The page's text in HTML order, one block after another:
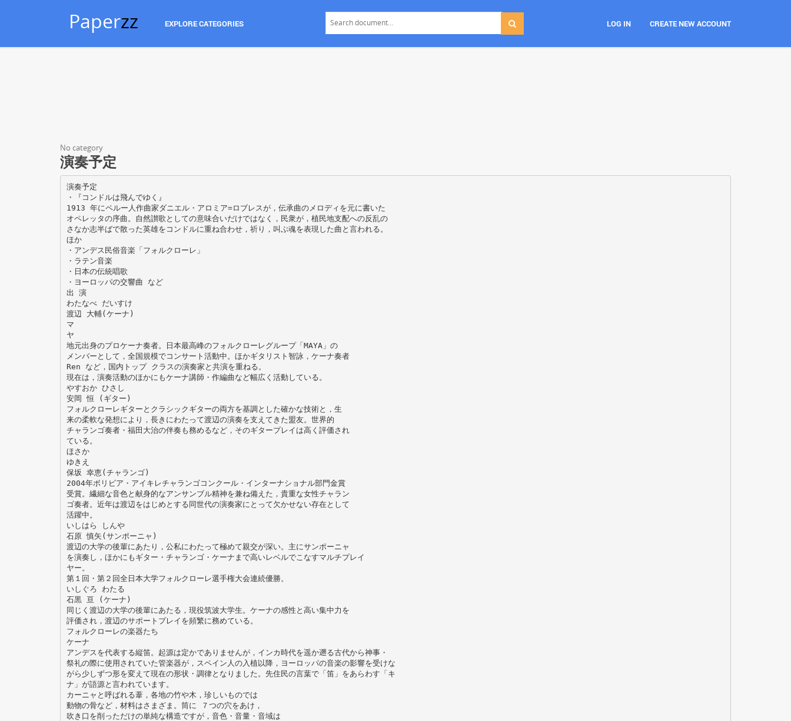
Paperzz EXPLORE CATEGORIES LOG IN CREATE NEW ACCOUNT
No category
演奏予定
演奏予定
・『コンドルは飛んでゆく』
1913 年にペルー人作曲家ダニエル・アロミア=ロブレスが，伝承曲のメロディを元に書いた
オペレッタの序曲。自然讃歌としての意味合いだけではなく，民衆が，植民地支配への反乱の
さなか志半ばで散った英雄をコンドルに重ね合わせ，祈り，叫ぶ魂を表現した曲と言われる。
ほか
・アンデス民俗音楽「フォルクローレ」
・ラテン音楽
・日本の伝統唱歌
・ヨーロッパの交響曲 など
出 演
わたなべ だいすけ
渡辺 大輔(ケーナ)
マ
ヤ
地元出身のプロケーナ奏者。日本最高峰のフォルクローレグループ「MAYA」の
メンバーとして，全国規模でコンサート活動中。ほかギタリスト智詠，ケーナ奏者
Ren など，国内トップ クラスの演奏家と共演を重ねる。
現在は，演奏活動のほかにもケーナ講師・作編曲など幅広く活動している。
やすおか ひさし
安岡 恒 (ギター)
フォルクローレギターとクラシックギターの両方を基調とした確かな技術と，生
来の柔軟な発想により，長きにわたって渡辺の演奏を支えてきた盟友。世界的
チャランゴ奏者・福田大治の伴奏も務めるなど，そのギタープレイは高く評価され
ている。
ほさか
ゆきえ
保坂 幸恵(チャランゴ)
2004年ボリビア・アイキレチャランゴコンクール・インターナショナル部門金賞
受賞。繊細な音色と献身的なアンサンブル精神を兼ね備えた，貴重な女性チャラン
ゴ奏者。近年は渡辺をはじめとする同世代の演奏家にとって欠かせない存在として
活躍中。
いしはら しんや
石原 慎矢(サンポーニャ)
渡辺の大学の後輩にあたり，公私にわたって極めて親交が深い。主にサンポーニャ
を演奏し，ほかにもギター・チャランゴ・ケーナまで高いレベルでこなすマルチプレイ
ヤー。
第１回・第２回全日本大学フォルクローレ選手権大会連続優勝。
いしぐろ わたる
石黒 亘 (ケーナ)
同じく渡辺の大学の後輩にあたる，現役筑波大学生。ケーナの感性と高い集中力を
評価され，渡辺のサポートプレイを頻繁に務めている。
フォルクローレの楽器たち
ケーナ
アンデスを代表する縦笛。起源は定かでありませんが，インカ時代を遥か遡る古代から神事・
祭礼の際に使用されていた管楽器が，スペイン人の入植以降，ヨーロッパの音楽の影響を受けな
がら少しずつ形を変えて現在の形状・調律となりました。先住民の言葉で「笛」をあらわす「キ
ナ」が語源と言われています。
カーニャと呼ばれる葦，各地の竹や木，珍しいものでは
動物の骨など，材料はさまざま。筒に ７つの穴をあけ，
吹き口を削っただけの単純な構造ですが，音色・音量・音域は